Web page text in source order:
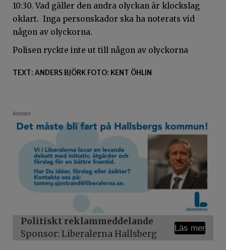
10:30. Vad gäller den andra olyckan är klockslag
oklart. Inga personskador ska ha noterats vid
någon av olyckorna.
Polisen ryckte inte ut till någon av olyckorna
TEXT: ANDERS BJÖRK FOTO: KENT ÖHLIN
Annons
Politiskt reklammeddelande
Sponsor: Liberalerna Hallsberg
Läs mer